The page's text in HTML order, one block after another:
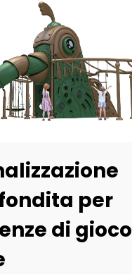
per
di gioco